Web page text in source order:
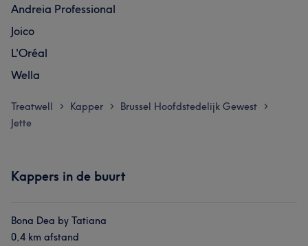
Andreia Professional
Joico
L'Oréal
Wella
Treatwell > Kapper > Brussel Hoofdstedelijk Gewest >
Jette
Kappers in de buurt
Bona Dea by Tatiana
0,4 km afstand